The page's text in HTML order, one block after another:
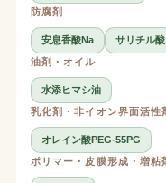
防腐剤
安息香酸Na
サリチル酸
油剤・オイル
水添ヒマシ油
乳化剤・非イオン界面活性
オレイン酸PEG-55PG
ポリマー・皮膜形成・増粘